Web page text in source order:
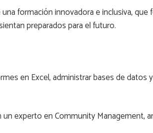
formación innovadora e inclusiva, que
preparados para el futuro.
en Excel, administrar bases de datos
experto en Community Management,